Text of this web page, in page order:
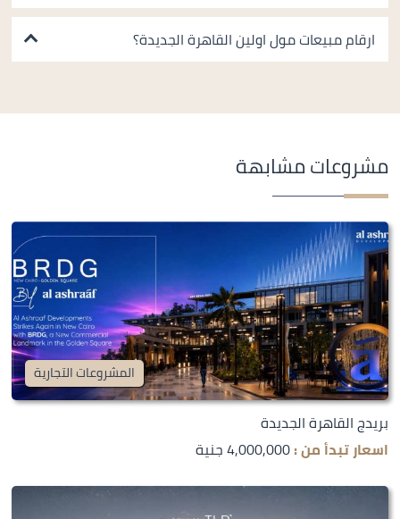
ارقام مبيعات مول اولين القاهرة الجديدة؟
مشروعات مشابهة
المشروعات التجارية
بريدج القاهرة الجديدة
اسعار تبدأ من :4,000,000 جنية